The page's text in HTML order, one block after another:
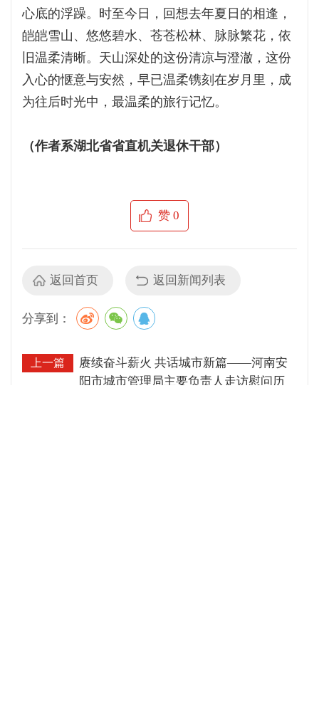
心底的浮躁。时至今日，回想去年夏日的相逢，
皑皑雪山、悠悠碧水、苍苍松林、脉脉繁花，依
旧温柔清晰。天山深处的这份清凉与澄澈，这份
入心的惬意与安然，早已温柔镌刻在岁月里，成
为往后时光中，最温柔的旅行记忆。
（作者系湖北省省直机关退休干部）
赞0
返回首页 返回新闻列表
分享到：
上一篇
赓续奋斗薪火 共话城市新篇——河南安
阳市城市管理局主要负责人走访慰问历